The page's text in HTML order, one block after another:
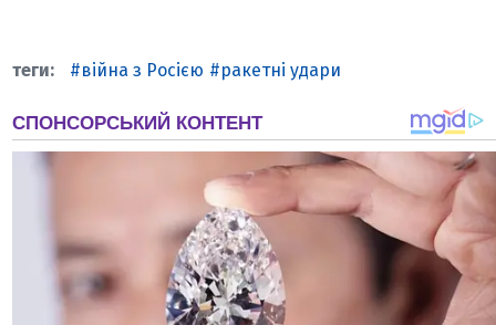
війна з Росією ракетні удари